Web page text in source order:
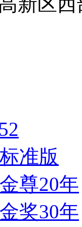
准版
尊20年
奖30年